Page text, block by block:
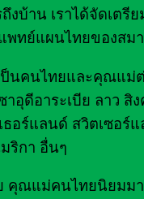
ถึงบ้าน เราได้จัดเ
พทย์แผนไทยของส
คนไทยและคุณแม่ต่
าอุดีอาระเบีย ลาว
ธอร์แลนด์ สวิตเซอ
ริกา อื่นๆ
คุณแม่คนไทยนิยมม